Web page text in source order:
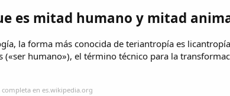
es mitad humano y mitad
la forma más conocida de teriantropía es
(«ser humano»), el término técnico para la
completa en es.wikipedia.org